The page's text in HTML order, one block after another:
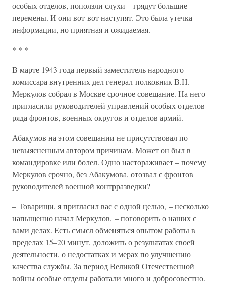
особых отделов, поползли слухи – грядут большие
перемены. И они вот-вот наступят. Это была утечка
информации, но приятная и ожидаемая.
* * *
В марте 1943 года первый заместитель народного
комиссара внутренних дел генерал-полковник В.Н.
Меркулов собрал в Москве срочное совещание. На него
пригласили руководителей управлений особых отделов
ряда фронтов, военных округов и отделов армий.
Абакумов на этом совещании не присутствовал по
невыясненным автором причинам. Может он был в
командировке или болел. Одно настораживает – почему
Меркулов срочно, без Абакумова, отозвал с фронтов
руководителей военной контрразведки?
– Товарищи, я пригласил вас с одной целью, – несколько
напыщенно начал Меркулов, – поговорить о наших с
вами делах. Есть смысл обменяться опытом работы в
пределах 15–20 минут, доложить о результатах своей
деятельности, о недостатках и мерах по улучшению
качества службы. За период Великой Отечественной
войны особые отделы работали много и добросовестно.